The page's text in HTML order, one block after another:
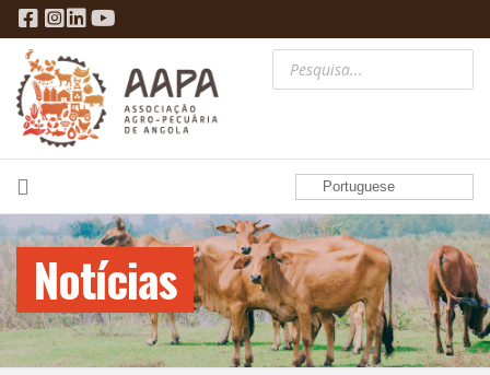
Portuguese
Notícias